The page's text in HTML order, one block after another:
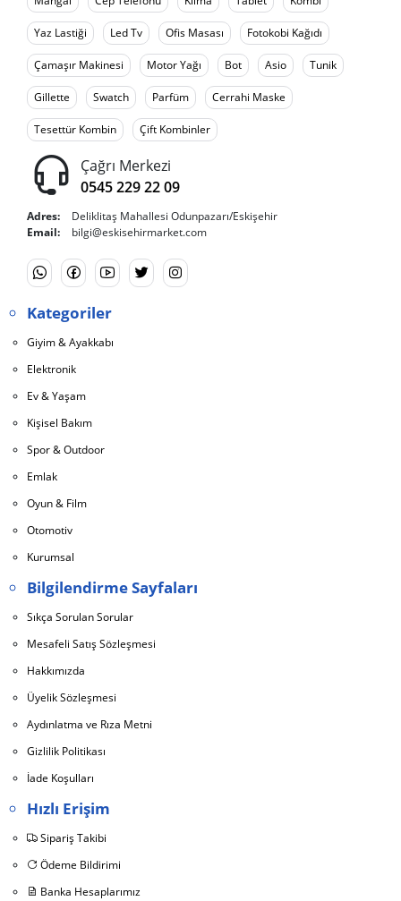
Yaz Lastiği Led Tv Ofis Masası Fotokobi Kağıdı
Çamaşır Makinesi Motor Yağı Bot Asio Tunik
Gillette Swatch Parfüm Cerrahi Maske
Tesettür Kombin Çift Kombinler
Çağrı Merkezi
0545 229 22 09
Adres:
Deliklitaş Mahallesi Odunpazarı/Eskişehir
Email:
bilgi@eskisehirmarket.com
Kategoriler
Giyim & Ayakkabı
Elektronik
Ev & Yaşam
Kişisel Bakım
Spor & Outdoor
Emlak
Oyun & Film
Otomotiv
Kurumsal
Bilgilendirme Sayfaları
Sıkça Sorulan Sorular
Mesafeli Satış Sözleşmesi
Hakkımızda
Üyelik Sözleşmesi
Aydınlatma ve Rıza Metni
Gizlilik Politikası
İade Koşulları
Hızlı Erişim
Sipariş Takibi
Ödeme Bildirimi
Banka Hesaplarımız